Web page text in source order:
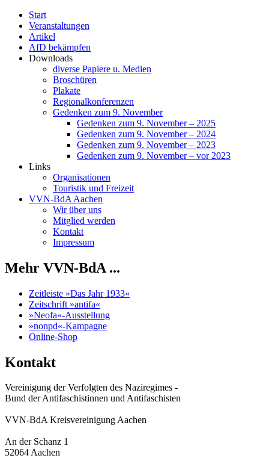
Start
Veranstaltungen
Artikel
AfD bekämpfen
Downloads
diverse Papiere u. Medien
Broschüren
Plakate
Regionalkonferenzen
Gedenken zum 9. November
Gedenken zum 9. November – 2025
Gedenken zum 9. November – 2024
Gedenken zum 9. November – 2023
Gedenken zum 9. November – vor 2023
Links
Organisationen
Touristik und Freizeit
VVN-BdA Aachen
Wir über uns
Mitglied werden
Kontakt
Impressum
Mehr VVN-BdA ...
Zeitleiste »Das Jahr 1933«
Zeitschrift »antifa«
»Neofa«-Ausstellung
»nonpd«-Kampagne
Online-Shop
Kontakt
Vereinigung der Verfolgten des Naziregimes -
Bund der Antifaschistinnen und Antifaschisten
VVN-BdA Kreisvereinigung Aachen
An der Schanz 1
52064 Aachen